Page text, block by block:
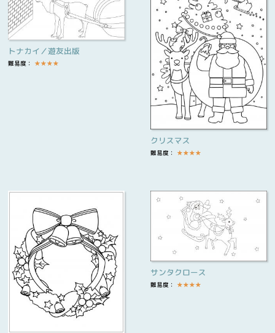
トナカイ／遊友出版
難易度： ★★★★
クリスマス
難易度： ★★★★
サンタクロース
難易度： ★★★★